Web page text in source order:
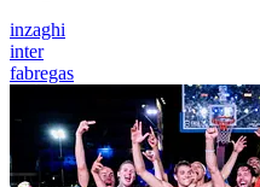
inzaghi
inter
fabregas